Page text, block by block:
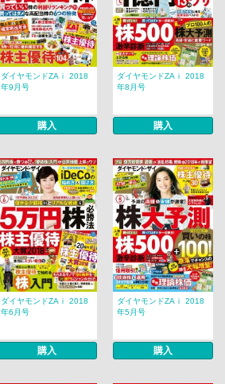
ダイヤモンドZAｉ 2018
年9月号
購入
ダイヤモンドZAｉ 2018
年8月号
購入
ダイヤモンドZAｉ 2018
年6月号
購入
ダイヤモンドZAｉ 2018
年5月号
購入